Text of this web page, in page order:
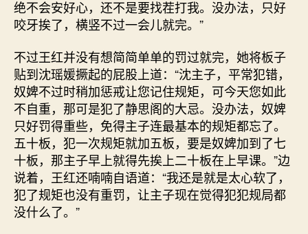
绝不会安好心，还不是要找茬打我。没办法，只好
咬牙挨了，横竖不过一会儿就完。”
不过王红并没有想简简单单的罚过就完，她将板子
贴到沈瑶媛撅起的屁股上道：“沈主子，平常犯错，
奴婢不过时稍加惩戒让您记住规矩，可今天您如此
不自重，那可是犯了静思阁的大忌。没办法，奴婢
只好罚得重些，免得主子连最基本的规矩都忘了。
五十板，犯一次规矩就加五板，要是奴婢加到了七
十板，那主子早上就得先挨上二十板在上早课。”边
说着，王红还喃喃自语道：“我还是就是太心软了，
犯了规矩也没有重罚，让主子现在觉得犯犯规局都
没什么了。”